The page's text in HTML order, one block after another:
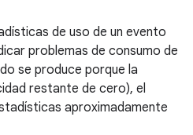
de uso de un evento
problemas de consumo de
se produce porque la
restante de cero), el
aproximadamente